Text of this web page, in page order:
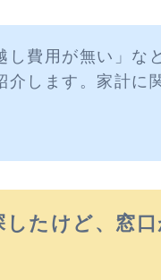
し費用が無い」
介します。家計に
たけど、窓